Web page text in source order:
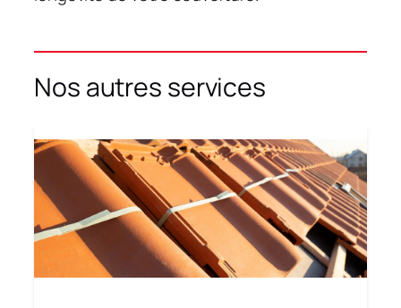
Nos autres services